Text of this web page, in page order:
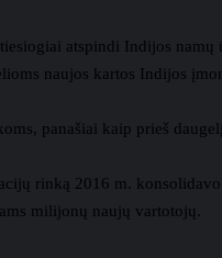
atspindi Indijos
naujos kartos Indijos
panašiai kaip prieš
rinką 2016 m.
milijonų naujų vartotojų.